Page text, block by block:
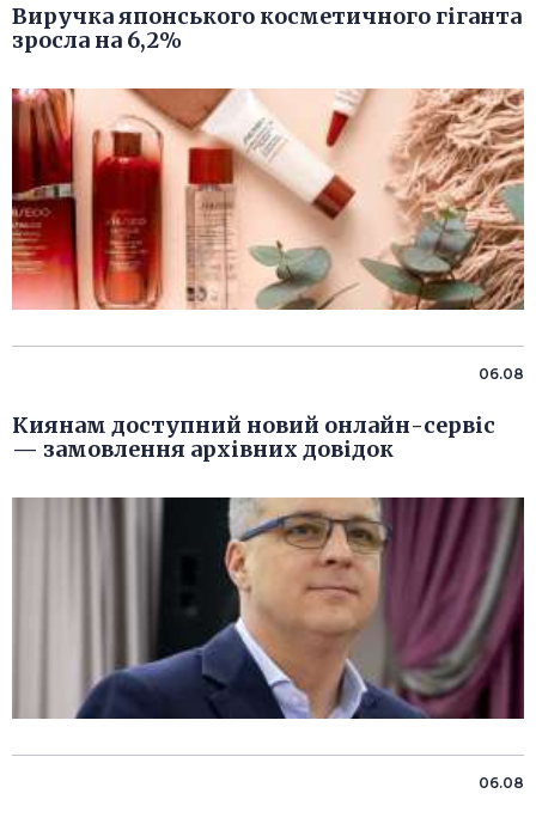
Виручка японського косметичного гіганта
зросла на 6,2%
06.08
Киянам доступний новий онлайн-сервіс
— замовлення архівних довідок
06.08